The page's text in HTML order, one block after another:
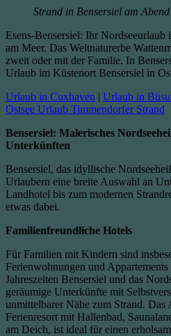
Strand in Bensersiel am Abend
Esens-Bensersiel: Ihr
am Meer. Das Weltnaturerbe
zweit oder mit der Familie. In
Urlaub im Küstenort Bensersiel in
Urlaub in Cuxhaven | Urlaub in
Ostsee Urlaub Timmendorfer Strand
Bensersiel: Malerisches
Unterkünften
Bensersiel, das idyllische
Urlaubern eine breite Auswahl an
Landhotel bis zum modernen
etwas dabei.
Familienfreundliche Hotels
Für Familien mit Kindern sind
Ferienwohnungen und
Jahreszeiten Bensersiel und das
geräumige Unterkünfte mit
unmittelbarer Nähe zum Strand. Das
Ferienresort mit Hallenbad,
am Deich, ist ideal für einen